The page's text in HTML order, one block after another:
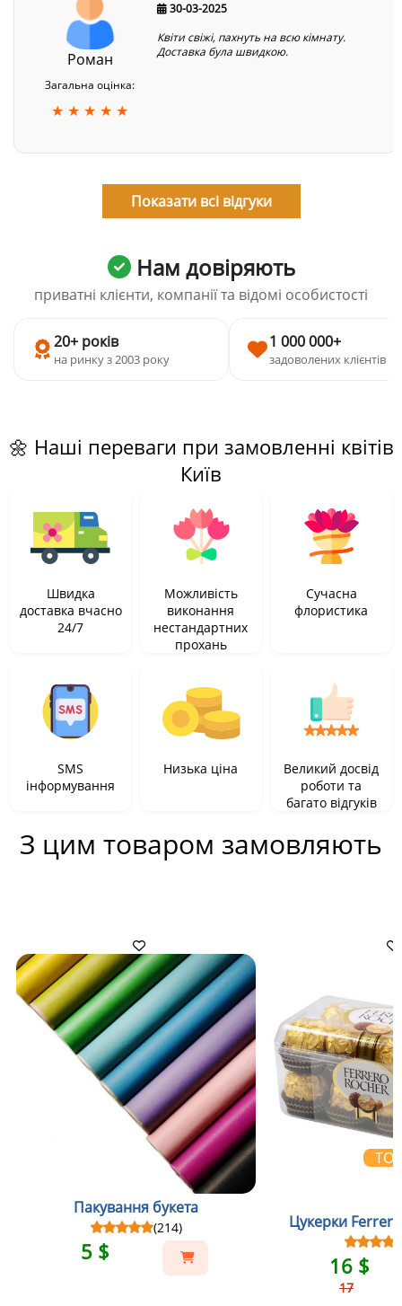
Роман
Загальна оцінка:
★ ★ ★ ★ ★
30-03-2025
Квіти свіжі, пахнуть на всю кімнату.
Доставка була швидкою.
Показати всі відгуки
Нам довіряють
приватні клієнти, компанії та відомі особистості
20+ років
на ринку з 2003 року
1 000 000+
задоволених клієнтів
🌼 Наші переваги при замовленні квітів
Київ
Швидка
доставка вчасно
24/7
Можливість
виконання
нестандартних
прохань
Сучасна
флористика
SMS
інформування
Низька ціна
Великий досвід
роботи та
багато відгуків
З цим товаром замовляють
Пакування букета
(214)
5 $
Цукерки
16 $
17